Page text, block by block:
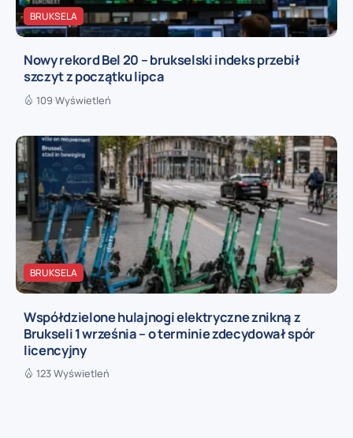
BRUKSELA
Nowy rekord Bel 20 – brukselski indeks przebił
szczyt z początku lipca
109 Wyświetleń
BRUKSELA
Współdzielone hulajnogi elektryczne znikną z
Brukseli 1 września – o terminie zdecydował spór
licencyjny
123 Wyświetleń